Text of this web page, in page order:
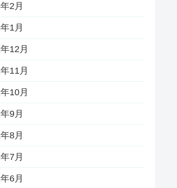
2月
1月
12月
11月
10月
9月
8月
7月
6月